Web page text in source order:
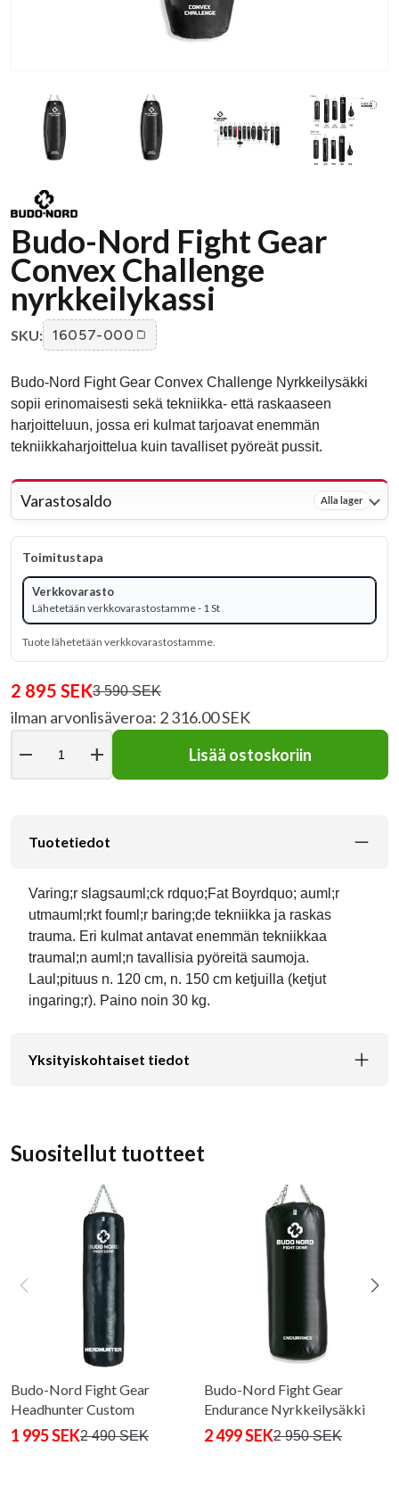
Budo-Nord Fight Gear
Convex Challenge
nyrkkeilykassi
SKU: 16057-000
Budo-Nord Fight Gear Convex Challenge Nyrkkeilysäkki
sopii erinomaisesti sekä tekniikka- että raskaaseen
harjoitteluun, jossa eri kulmat tarjoavat enemmän
tekniikkaharjoittelua kuin tavalliset pyöreät pussit.
Varastosaldo Alla lager
Toimitustapa
Verkkovarasto
Lähetetään verkkovarastostamme - 1 St
Tuote lähetetään verkkovarastostamme.
2 895 SEK3 590 SEK
ilman arvonlisäveroa: 2 316.00 SEK
remove add Lisää ostoskoriin
Tuotetiedot
Varing;r slagsauml;ck rdquo;Fat Boyrdquo; auml;r
utmauml;rkt fouml;r baring;de tekniikka ja raskas
trauma. Eri kulmat antavat enemmän tekniikkaa
traumal;n auml;n tavallisia pyöreitä saumoja.
Laul;pituus n. 120 cm, n. 150 cm ketjuilla (ketjut
ingaring;r). Paino noin 30 kg.
Yksityiskohtaiset tiedot
Suositellut tuotteet
Budo-Nord Fight Gear
Headhunter Custom
Punchbag
1 995 SEK2 490 SEK
Budo-Nord Fight Gear
Endurance Nyrkkeilysäkki
2 499 SEK2 950 SEK